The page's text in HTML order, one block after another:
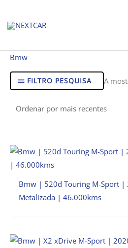
content
Bmw
FILTRO PESQUISA A
Bmw | 520d Touring M-Sport |
Metalizada | 46.000kms